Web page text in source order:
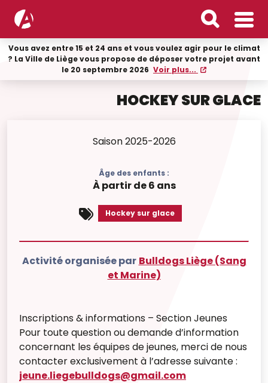
Vous avez entre 15 et 24 ans et vous voulez agir pour le climat
? La Ville de Liège vous propose de déposer votre projet avant
le 20 septembre 2026 Voir plus...
HOCKEY SUR GLACE
Saison 2025-2026
Âge des enfants :
À partir de 6 ans
Hockey sur glace
Activité organisée par Bulldogs Liège (Sang
et Marine)
Inscriptions & informations – Section Jeunes
Pour toute question ou demande d’information
concernant les équipes de jeunes, merci de nous
contacter exclusivement à l’adresse suivante :
jeune.liegebulldogs@gmail.com